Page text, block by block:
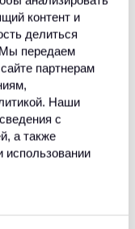
контент и
делиться
передаем
партнерам
Наши
с
а также
использовании
к ним
и их
статьях:
.
может
запроса
метод